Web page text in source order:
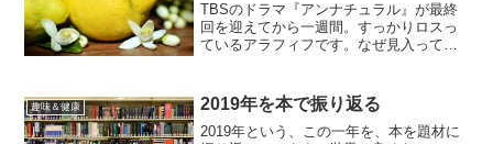
TBSのドラマ『アンナチュラル』が最終
回を迎えてから一週間。すっかりロスっ
ているアラフィフです。なぜ見入ってし
ルのように各ドラマの第一回をチェック
する中の一つでしかなか...
趣味＆健康 2019年を本で振り返る
2019年という、この一年を、本を題材に